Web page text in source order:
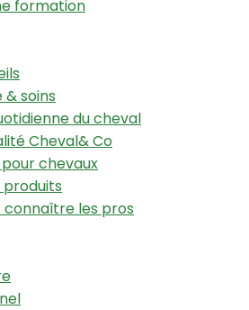
formation
& soins
du cheval
Cheval& Co
chevaux
produits
connaître les pros